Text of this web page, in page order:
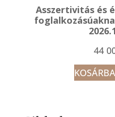
Asszertivitás és
44